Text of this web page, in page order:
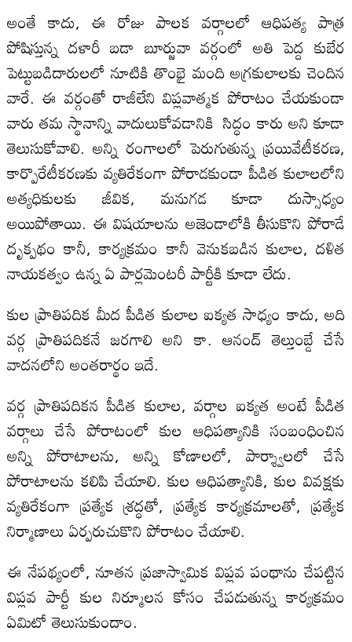
అంతే కాదు, ఈ రోజు పాలక వర్గాలలో ఆధిపత్య పాత్ర
పోషిస్తున్న దళారీ బడా బూర్జువా వర్గంలో అతి పెద్ద కుబేర
పెట్టుబడిదారులలో నూటికి తొంభై మంది అగ్రకులాలకు చెందిన
వారే. ఈ వర్గంతో రాజీలేని విప్లవాత్మక పోరాటం చేయకుండా
వారు తమ స్థానాన్ని వాదులుకోవడానికి సిద్ధం కారు అని కూడా
తెలుసుకోవాలి. అన్ని రంగాలలో పెరుగుతున్న ప్రయివేటీకరణ,
కార్పొరేటీకరణకు వ్యతిరేకంగా పోరాడకుండా పీడిత కులాలలోని
అత్యధికులకు జీవిక, మనుగడ కూడా దుస్సాధ్యం
అయిపోతాయి. ఈ విషయాలను అజెండాలోకి తీసుకొని పోరాడే
దృక్పథం కానీ, కార్యక్రమం కానీ వెనుకబడిన కులాల, దళిత
నాయకత్వం ఉన్న ఏ పార్లమెంటరీ పార్టీకి కూడా లేదు.
కుల ప్రాతిపదిక మీద పీడిత కులాల ఐక్యత సాధ్యం కాదు, అది
వర్గ ప్రాతిపదికనే జరగాలి అని కా. ఆనంద్ తెల్తుంబ్డే చేసే
వాదనలోని అంతరార్థం ఇదే.
వర్గ ప్రాతిపదికన పీడిత కులాల, వర్గాల ఐక్యత అంటే పీడిత
వర్గాలు చేసే పోరాటంలో కుల ఆధిపత్యానికి సంబంధించిన
అన్ని పోరాటాలను, అన్ని కోణాలలో, పార్శ్వాలలో చేసే
పోరాటాలను కలిపి చేయాలి. కుల ఆధిపత్యానికి, కుల వివక్షకు
వ్యతిరేకంగా ప్రత్యేక శ్రద్ధతో, ప్రత్యేక కార్యక్రమాలతో, ప్రత్యేక
నిర్మాణాలు ఏర్పరుచుకొని పోరాటం చేయాలి.
ఈ నేపథ్యంలో, నూతన ప్రజాస్వామిక విప్లవ పంథాను చేపట్టిన
విప్లవ పార్టీ కుల నిర్మూలన కోసం చేపడుతున్న కార్యక్రమం
ఏమిటో తెలుసుకుందాం.